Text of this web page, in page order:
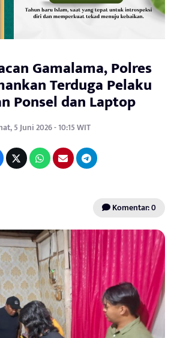
Gamalama, Polres
Terduga Pelaku
Ponsel dan Laptop
5 Juni 2026 - 10:15 WIT
Komentar: 0